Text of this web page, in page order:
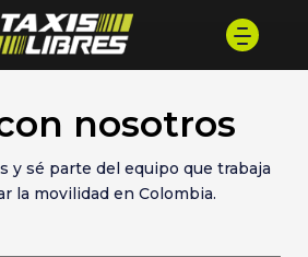
nosotros
y sé parte del equipo que trabaja
la movilidad en Colombia.